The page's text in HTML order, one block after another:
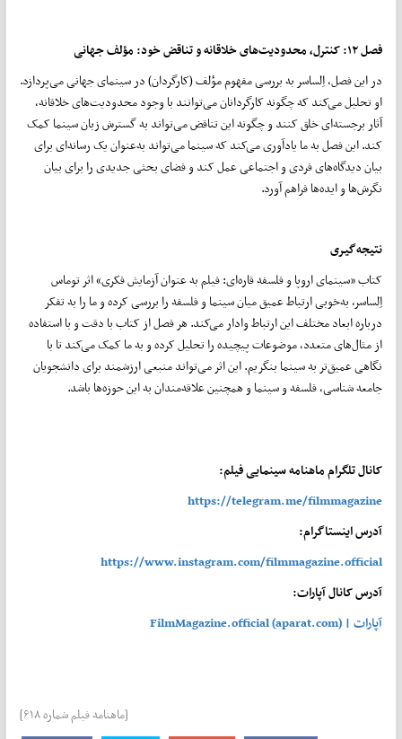
فصل۱۲: کنترل، محدودیت‌های خلاقانه و تناقض خود: مؤلف جهانی
در این فصل، اِلساسر به بررسی مفهوم مؤلف (کارگردان) در سینمای جهانی می‌پردازد.
او تحلیل می‌کند که چگونه کارگردانان می‌توانند با وجود محدودیت‌های خلاقانه،
آثار برجسته‌ای خلق کنند و چگونه این تناقض می‌تواند به گسترش زبان سینما کمک
کند. این فصل به ما یادآوری می‌کند که سینما می‌تواند به‌عنوان یک رسانه‌ای برای
بیان دیدگاه‌های فردی و اجتماعی عمل کند و فضای بحثی جدیدی را برای بیان
نگرش‌ها و ایده‌ها فراهم آورد.
نتیجه‌گیری
کتاب «سینمای اروپا و فلسفه قاره‌ای: فیلم به عنوان آزمایش فکری» اثر توماس
اِلساسر، به‌خوبی ارتباط عمیق میان سینما و فلسفه را بررسی کرده و ما را به تفکر
درباره‌ ابعاد مختلف این ارتباط وادار می‌کند. هر فصل از کتاب با دقت و با استفاده
از مثال‌های متعدد، موضوعات پیچیده را تحلیل کرده و به ما کمک می‌کند تا با
نگاهی عمیق‌تر به سینما بنگریم. این اثر می‌تواند منبعی ارزشمند برای دانشجویان
جامعه شناسی، فلسفه و سینما و همچنین علاقه‌مندان به این حوزه‌ها باشد.
کانال تلگرام ماهنامه سینمایی فیلم:
https://telegram.me/filmmagazine
آدرس اینستاگرام:
https://www.instagram.com/filmmagazine.official
آدرس کانال آپارات:
آپارات | FilmMagazine.official (aparat.com)
[ماهنامه فیلم شماره ۶۱۸]